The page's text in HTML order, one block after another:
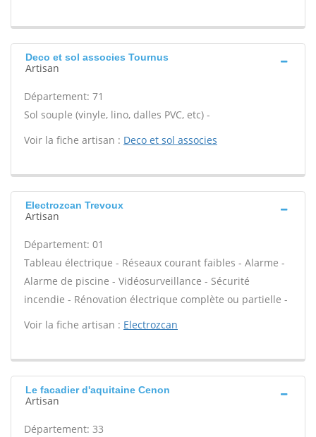
Deco et sol associes Tournus
Artisan
Département: 71
Sol souple (vinyle, lino, dalles PVC, etc) -
Voir la fiche artisan : Deco et sol associes
Electrozcan Trevoux
Artisan
Département: 01
Tableau électrique - Réseaux courant faibles - Alarme -
Alarme de piscine - Vidéosurveillance - Sécurité
incendie - Rénovation électrique complète ou partielle -
Voir la fiche artisan : Electrozcan
Le facadier d'aquitaine Cenon
Artisan
Département: 33